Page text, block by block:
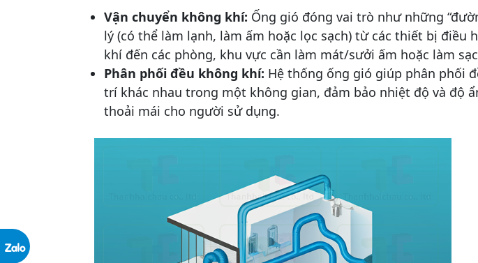
Vận chuyển không khí: Ống gió đóng vai trò như những
lý (có thể làm lạnh, làm ấm hoặc lọc sạch) từ các thiết bị điều
khí đến các phòng, khu vực cần làm mát/sưởi ấm hoặc làm
Phân phối đều không khí: Hệ thống ống gió giúp phân phối
trí khác nhau trong một không gian, đảm bảo nhiệt độ và độ
thoải mái cho người sử dụng.